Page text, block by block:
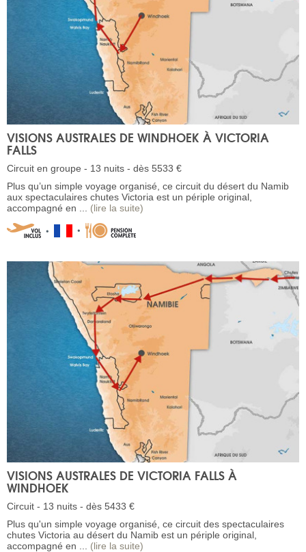
VISIONS AUSTRALES DE WINDHOEK À VICTORIA
FALLS
Circuit en groupe - 13 nuits - dès 5533 €
Plus qu’un simple voyage organisé, ce circuit du désert du Namib
aux spectaculaires chutes Victoria est un périple original,
accompagné en ... (lire la suite)
VISIONS AUSTRALES DE VICTORIA FALLS À
WINDHOEK
Circuit - 13 nuits - dès 5433 €
Plus qu'un simple voyage organisé, ce circuit des spectaculaires
chutes Victoria au désert du Namib est un périple original,
accompagné en ... (lire la suite)